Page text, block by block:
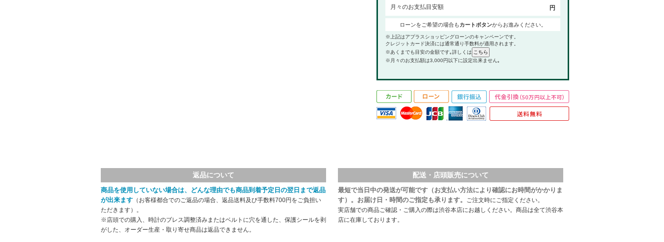
月々のお支払目安額 円
ローンをご希望の場合もカートボタンからお進みください。
※上記はアプラスショッピングローンのキャンペーンです。
クレジットカード決済には通常通り手数料が適用されます。
※あくまでも目安の金額です｡詳しくは
※月々のお支払額は3,000円以下に設定出来ません｡
返品について
商品を使用していない場合は、どんな理由でも商品到着予定日の翌日まで返品
が出来ます （お客様都合でのご返品の場合、返品送料及び手数料700円をご負担い
ただきます）。
※店頭での購入、時計のブレス調整済みまたはベルトに穴を通した、保護シールを剥
がした、オーダー生産・取り寄せ商品は返品できません。
配送・店頭販売について
最短で当日中の発送が可能です（お支払い方法により確認にお時間がかかりま
す）。お届け日・時間のご指定も承ります。
ご注文時にご指定ください。
実店舗での商品ご確認・ご購入の際は渋谷本店にお越しください。商品は全て渋谷本
店に在庫しております。